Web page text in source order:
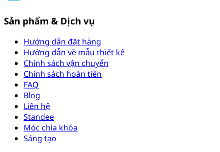
Sản phẩm & Dịch vụ
Hướng dẫn đặt hàng
Hướng dẫn về mẫu thiết kế
Chính sách vận chuyển
Chính sách hoàn tiền
FAQ
Blog
Liên hệ
Standee
Móc chìa khóa
Sáng tạo